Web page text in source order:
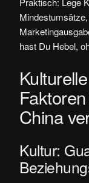
hast Du Hebel,
China
Kultur: